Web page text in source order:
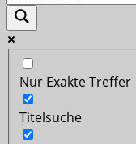
Nur Exakte Treffer
Titelsuche